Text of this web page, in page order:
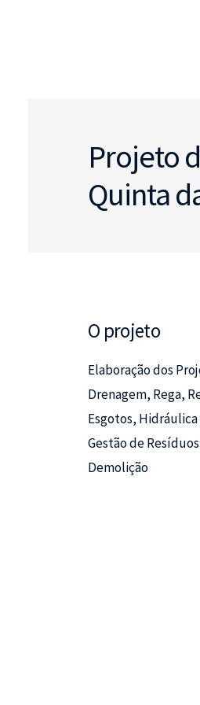
Projeto
Quinta
O projeto
Elaboração dos
Drenagem, Rega,
Esgotos,
Gestão de
Demolição